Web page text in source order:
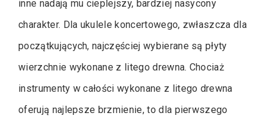
inne nadają mu cieplejszy, bardziej nasycony
charakter. Dla ukulele koncertowego, zwłaszcza dla
początkujących, najczęściej wybierane są płyty
wierzchnie wykonane z litego drewna. Chociaż
instrumenty w całości wykonane z litego drewna
oferują najlepsze brzmienie, to dla pierwszego